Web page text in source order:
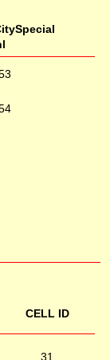
CELL ID
31